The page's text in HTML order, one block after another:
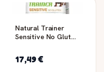
Natural Trainer
Sensitive No Gluten
17,49 €